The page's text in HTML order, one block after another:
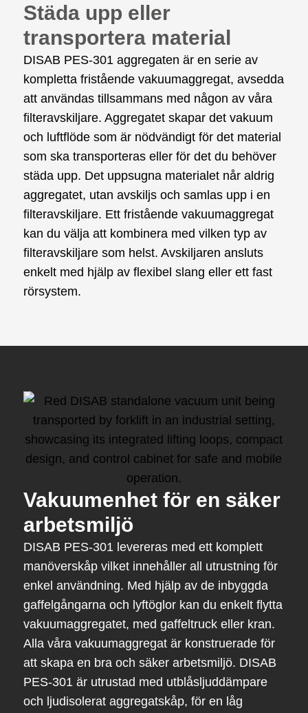
Städa upp eller
transportera material
DISAB PES-301 aggregaten är en serie av
kompletta fristående vakuumaggregat, avsedda
att användas tillsammans med någon av våra
filteravskiljare. Aggregatet skapar det vakuum
och luftflöde som är nödvändigt för det material
som ska transporteras eller för det du behöver
städa upp. Det uppsugna materialet når aldrig
aggregatet, utan avskiljs och samlas upp i en
filteravskiljare. Ett fristående vakuumaggregat
kan du välja att kombinera med vilken typ av
filteravskiljare som helst. Avskiljaren ansluts
enkelt med hjälp av flexibel slang eller ett fast
rörsystem.
Vakuumenhet för en säker
arbetsmiljö
DISAB PES-301 levereras med ett komplett
manöverskåp vilket innehåller all utrustning för
enkel användning. Med hjälp av de inbyggda
gaffelgångarna och lyftöglor kan du enkelt flytta
vakuumaggregatet, med gaffeltruck eller kran.
Alla våra vakuumaggregat är konstruerade för
att skapa en bra och säker arbetsmiljö. DISAB
PES-301 är utrustad med utblåsljuddämpare
och ljudisolerat aggregatskåp, för en låg